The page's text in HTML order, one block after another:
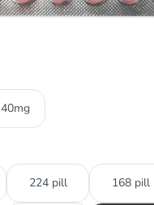
40mg
224 pill 168 pill